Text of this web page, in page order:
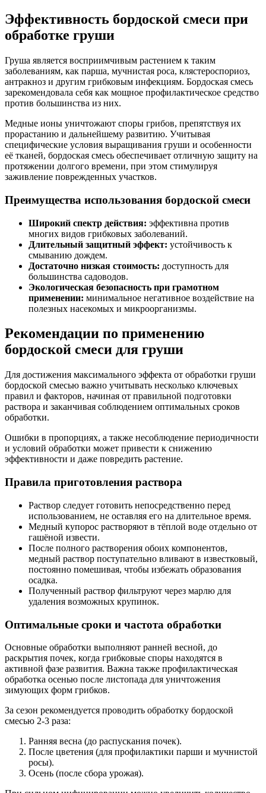
Эффективность бордоской смеси при
обработке груши
Груша является восприимчивым растением к таким
заболеваниям, как парша, мучнистая роса, клястероспориоз,
антракноз и другим грибковым инфекциям. Бордоская смесь
зарекомендовала себя как мощное профилактическое средство
против большинства из них.
Медные ионы уничтожают споры грибов, препятствуя их
прорастанию и дальнейшему развитию. Учитывая
специфические условия выращивания груши и особенности
её тканей, бордоская смесь обеспечивает отличную защиту на
протяжении долгого времени, при этом стимулируя
заживление поврежденных участков.
Преимущества использования бордоской смеси
Широкий спектр действия: эффективна против
многих видов грибковых заболеваний.
Длительный защитный эффект: устойчивость к
смыванию дождем.
Достаточно низкая стоимость: доступность для
большинства садоводов.
Экологическая безопасность при грамотном
применении: минимальное негативное воздействие на
полезных насекомых и микроорганизмы.
Рекомендации по применению
бордоской смеси для груши
Для достижения максимального эффекта от обработки груши
бордоской смесью важно учитывать несколько ключевых
правил и факторов, начиная от правильной подготовки
раствора и заканчивая соблюдением оптимальных сроков
обработки.
Ошибки в пропорциях, а также несоблюдение периодичности
и условий обработки может привести к снижению
эффективности и даже повредить растение.
Правила приготовления раствора
Раствор следует готовить непосредственно перед
использованием, не оставляя его на длительное время.
Медный купорос растворяют в тёплой воде отдельно от
гашёной извести.
После полного растворения обоих компонентов,
медный раствор поступательно вливают в известковый,
постоянно помешивая, чтобы избежать образования
осадка.
Полученный раствор фильтруют через марлю для
удаления возможных крупинок.
Оптимальные сроки и частота обработки
Основные обработки выполняют ранней весной, до
раскрытия почек, когда грибковые споры находятся в
активной фазе развития. Важна также профилактическая
обработка осенью после листопада для уничтожения
зимующих форм грибков.
За сезон рекомендуется проводить обработку бордоской
смесью 2-3 раза:
Ранняя весна (до распускания почек).
После цветения (для профилактики парши и мучнистой
росы).
Осень (после сбора урожая).